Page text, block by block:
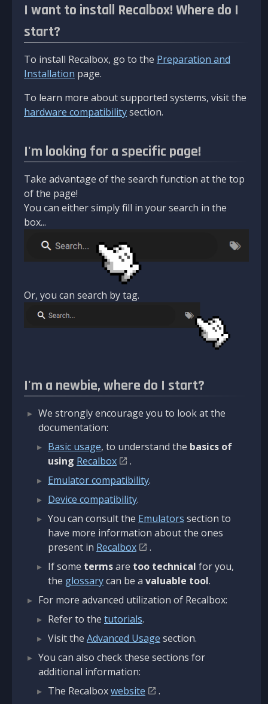
I want to install Recalbox! Where do I
start?
To install Recalbox, go to the Preparation and
Installation page.
To learn more about supported systems, visit the
hardware compatibilitysection.
I'm looking for a specific page!
Take advantage of the search function at the top
of the page!
You can either simply fill in your search in the
box...
Or, you can search by tag.
I'm a newbie, where do I start?
We strongly encourage you to look at the
documentation:
Basic usage, to understand the basics of
using Recalbox
.
Emulator compatibility.
Device compatibility.
You can consult the Emulators section to
have more information about the ones
present in Recalbox
.
If some termsare too technical for you,
the glossarycan be a valuable tool.
For more advanced utilization of Recalbox:
Refer to the tutorials.
Visit the Advanced Usage section.
You can also check these sections for
additional information:
The Recalboxwebsite
.